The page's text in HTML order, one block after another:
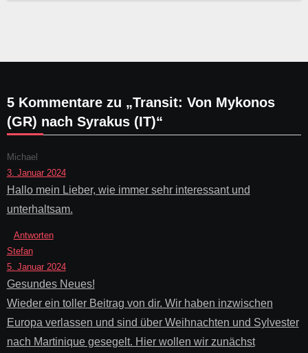
5 Kommentare zu „Transit: Von Mykonos
(GR) nach Syrakus (IT)“
Michael
3. Januar 2024
Hallo mein Lieber, wie immer sehr interessant und
unterhaltsam.
Antworten
Stefan
5. Januar 2024
Gesundes Neues!
Wieder ein toller Beitrag von dir. Wir haben inzwischen
Europa verlassen und sind über Weihnachten und Sylvester
nach Martinique gesegelt. Hier wollen wir zunächst